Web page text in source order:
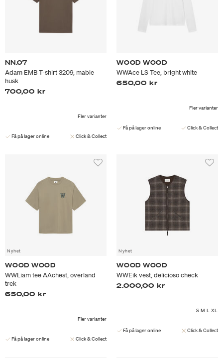
NN.07
Adam EMB T-shirt 3209, mable
husk
700,00 kr
Fler varianter
Få på lager online Click & Collect
WOOD WOOD
WWAce LS Tee, bright white
650,00 kr
Fler varianter
Få på lager online Click & Collect
Nyhet
WOOD WOOD
WWLiam tee AAchest, overland
trek
650,00 kr
Fler varianter
Få på lager online Click & Collect
Nyhet
WOOD WOOD
WWEik vest, delicioso check
2.000,00 kr
S M L XL
Få på lager online Click & Collect